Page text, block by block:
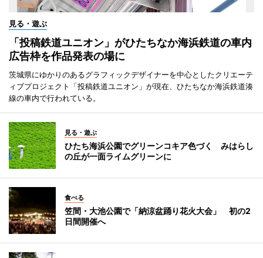
見る・遊ぶ
「投稿鉄道ユニオン」がひたちなか海浜鉄道の車内
広告枠を作品発表の場に
茨城県にゆかりのあるグラフィックデザイナーを中心としたクリエーテ
ィブプロジェクト「投稿鉄道ユニオン」が現在、ひたちなか海浜鉄道湊
線の車内で行われている。
見る・遊ぶ
ひたち海浜公園でグリーンコキア色づく みはらし
の丘が一面ライムグリーンに
食べる
笠間・大池公園で「納涼盆踊り花火大会」 初の2
日間開催へ